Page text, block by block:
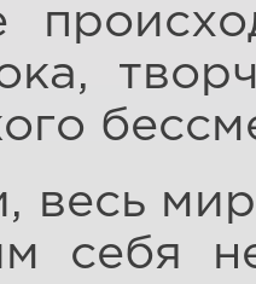
весь
себя